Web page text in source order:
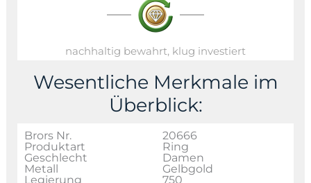
nachhaltig bewahrt, klug investiert
Wesentliche Merkmale im
Überblick:
Brors Nr.
20666
Produktart
Ring
Geschlecht
Damen
Metall
Gelbgold
Legierung
750